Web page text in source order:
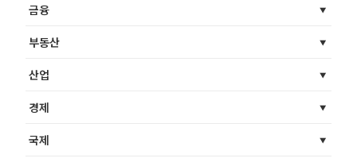
금융
부동산
산업
경제
국제